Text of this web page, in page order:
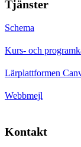
Tjänster
Schema
Kurs- och
Lärplattformen
Webbmejl
Kontakt